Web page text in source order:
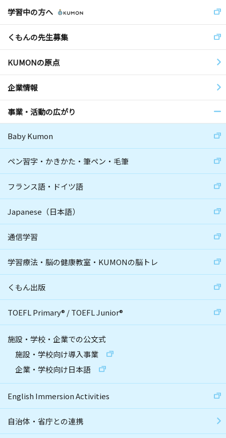
学習中の方へ
くもんの先生募集
KUMONの原点
企業情報
事業・活動の広がり
Baby Kumon
ペン習字・かきかた・筆ペン・毛筆
フランス語・ドイツ語
Japanese（日本語）
通信学習
学習療法・脳の健康教室・KUMONの脳トレ
くもん出版
TOEFL Primary® /TOEFL Junior®
施設・学校・企業での公文式
施設・学校向け導入事業
企業・学校向け日本語
English Immersion Activities
自治体・省庁との連携